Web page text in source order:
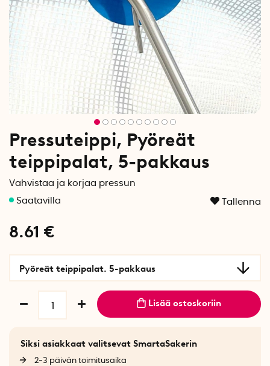
Pressuteippi, Pyöreät
teippipalat, 5-pakkaus
Vahvistaa ja korjaa pressun
Tallenna
8.61 €
Pyöreät teippipalat. 5-pakkaus
Lisää ostoskoriin
Siksi asiakkaat valitsevat SmartaSakerin
2-3 päivän toimitusaika